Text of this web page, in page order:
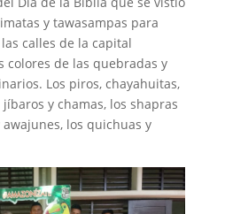
y tawasampas para
calles de la capital
colores de las quebradas y
Los piros, chayahuitas,
y chamas, los shapras
los quichuas y